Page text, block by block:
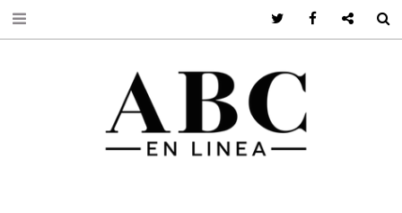
Twitter FacebookGoogle +